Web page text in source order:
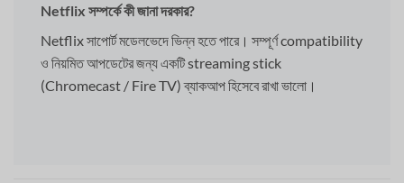
Netflix সম্পর্কে কী জানা দরকার?
Netflix সাপোর্ট মডেলভেদে ভিন্ন হতে পারে। সম্পূর্ণ compatibility
ও নিয়মিত আপডেটের জন্য একটি streaming stick
(Chromecast / Fire TV) ব্যাকআপ হিসেবে রাখা ভালো।